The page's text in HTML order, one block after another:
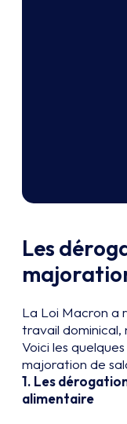
Les
La Loi Macron a
travail
Voici les
majoration de
1. Les
alimentaire